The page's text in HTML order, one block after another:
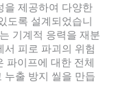
을 제공하여 다양한
도록 설계되었습니
기계적 응력을 재분
피로 파괴의 위험
파이프에 대한 전체
누출 방지 씰을 만듭